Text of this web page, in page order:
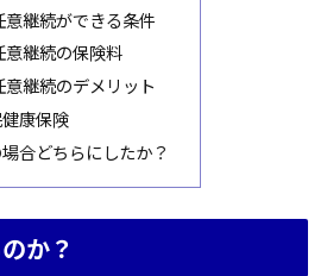
継続ができる条件
継続の保険料
継続のデメリット
康保険
合どちらにしたか？
か？